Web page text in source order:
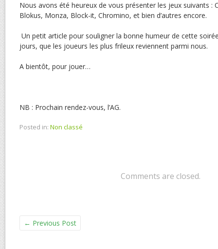
Nous avons été heureux de vous présenter les jeux suivants :
Blokus, Monza, Block-it, Chromino, et bien d’autres encore.
Un petit article pour souligner la bonne humeur de cette
jours, que les joueurs les plus frileux reviennent parmi nous.
A bientôt, pour jouer…
NB : Prochain rendez-vous, l’AG.
Posted in: Non classé
Comments are closed.
← Previous Post